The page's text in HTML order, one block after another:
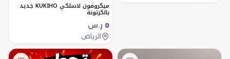
ميكروفون لاسلكي KUKIHO جديد
بالكرتونة
0 ر.س
الرياض